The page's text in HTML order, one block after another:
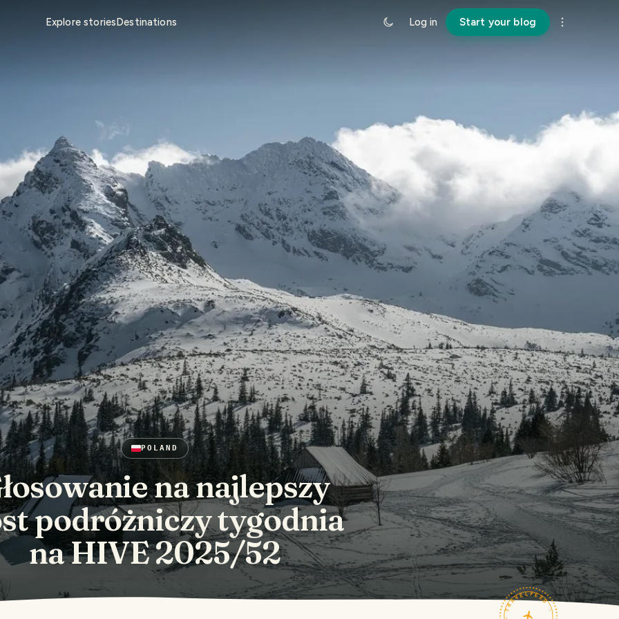
Explore storiesDestinations Log in Start your blog
POLAND
na najlepszy
podróżniczy tygodnia
na HIVE 2025/52